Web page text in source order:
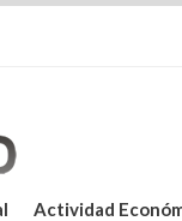
Actividad